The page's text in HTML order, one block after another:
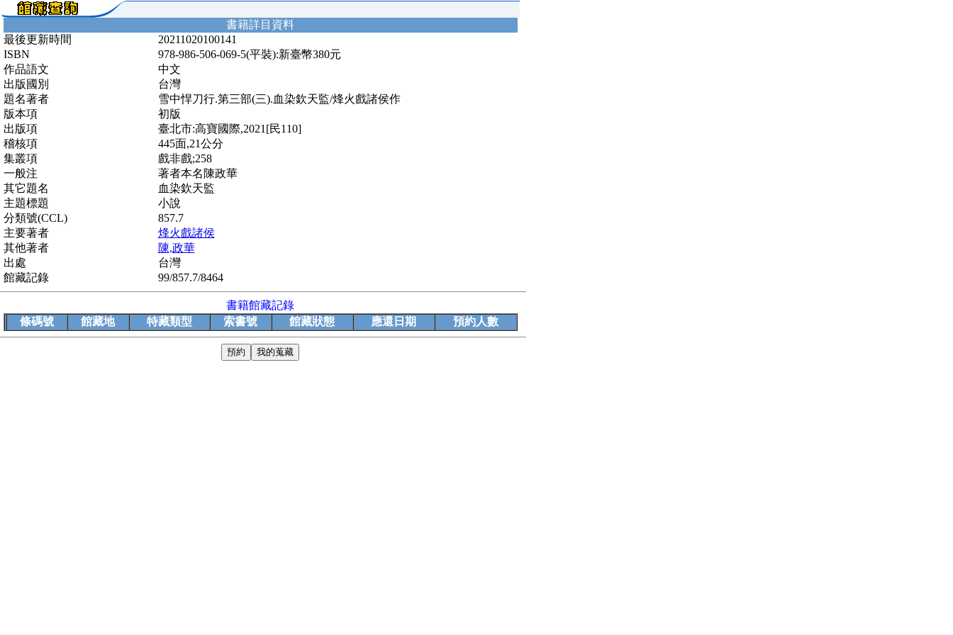
書籍詳目資料
最後更新時間
20211020100141
ISBN
978-986-506-069-5(平裝):新臺幣380元
作品語文
中文
出版國別
台灣
題名著者
雪中悍刀行.第三部(三).血染欽天監/烽火戲諸侯作
版本項
初版
出版項
臺北市:高寶國際,2021[民110]
稽核項
445面,21公分
集叢項
戲非戲;258
一般注
著者本名陳政華
其它題名
血染欽天監
主題標題
小說
分類號(CCL)
857.7
主要著者
烽火戲諸侯
其他著者
陳,政華
出處
台灣
館藏記錄
99/857.7/8464
書籍館藏記錄
條碼號
館藏地 特藏類型 索書號 館藏狀態 應還日期 預約人數